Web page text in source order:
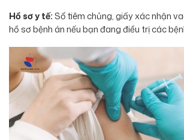
Hồ sơ y tế: Sổ tiêm chủng, giấy xác nhận
hồ sơ bệnh án nếu bạn đang điều trị các